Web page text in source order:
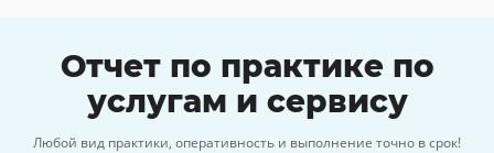
Отчет по практике по
услугам и сервису
Любой вид практики, оперативность и выполнение точно в срок!